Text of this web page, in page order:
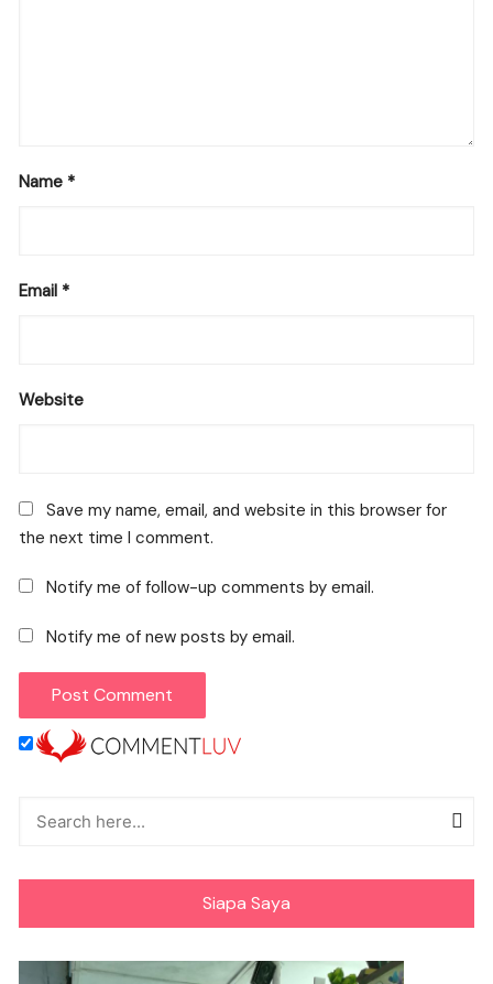
Name *
Email *
Website
Save my name, email, and website in this browser for
the next time I comment.
Notify me of follow-up comments by email.
Notify me of new posts by email.
Siapa Saya